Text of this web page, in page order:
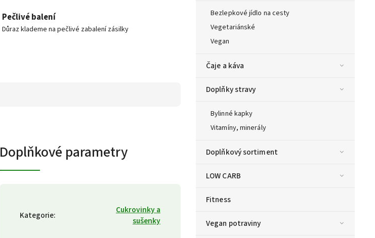
Bezlepkové jídlo na cesty
Vegetariánské
Vegan
Čaje a káva
Doplňky stravy
Bylinné kapky
Vitamíny, minerály
Doplňkový sortiment
LOW CARB
Fitness
Vegan potraviny
Pečlivé balení
Důraz klademe na pečlivé zabalení zásilky
Doplňkové parametry
Kategorie:
Cukrovinky a
sušenky